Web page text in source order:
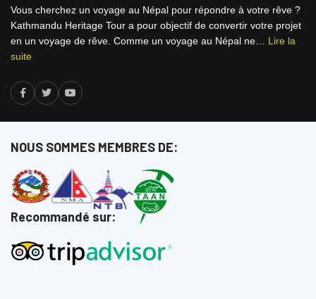
Vous cherchez un voyage au Népal pour répondre à votre rêve ?
Kathmandu Heritage Tour a pour objectif de convertir votre projet
en un voyage de rêve. Comme un voyage au Népal ne… Lire la
suite
NOUS SOMMES MEMBRES DE:
Recommandé sur: